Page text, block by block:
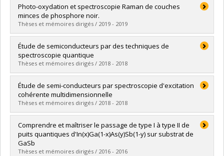
Diplômé(e) :Daneau, Simon
Cycle :Doctorat
Diplôme obtenu :Ph. D.
Lien vers le document dans Papyrus
Photo-oxydation et spectroscopie Raman de couches
minces de phosphore noir.
Thèses et mémoires dirigés / 2019 - 2019
Diplômé(e) :Favron, Alexandre
Cycle :Doctorat
Diplôme obtenu :Ph. D.
Lien vers le document dans Papyrus
Étude de semiconducteurs par des techniques de
spectroscopie quantique
Thèses et mémoires dirigés / 2018 - 2018
Diplômé(e) :Leroux, Jimmy
Cycle :Maîtrise
Diplôme obtenu :M. Sc.
Lien vers le document dans Papyrus
Étude de semi-conducteurs par spectroscopie d'excitation
cohérente multidimensionnelle
Thèses et mémoires dirigés / 2018 - 2018
Diplômé(e) : Grégoire, Pascal
Cycle :Doctorat
Diplôme obtenu :
Lien vers le document dans Papyrus
Comprendre et maîtriser le passage de type I à type II de
puits quantiques d'In(x)Ga(1-x)As(y)Sb(1-y) sur substrat de
GaSb
Thèses et mémoires dirigés / 2016 - 2016